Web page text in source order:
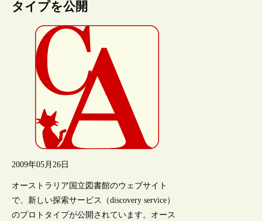
タイプを公開
2009年05月26日
オーストラリア国立図書館のウェブサイト
で、新しい探索サービス（discovery service）
のプロトタイプが公開されています。オース